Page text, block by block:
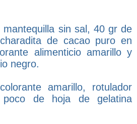
sin sal, 40 gr de
de cacao puro en
alimenticio amarillo y
negro.
amarillo, rotulador
de hoja de gelatina